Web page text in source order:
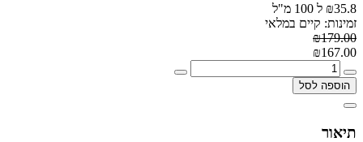
₪35.8 ל 100 מ"ל
זמינות: קיים במלאי
₪179.00
₪167.00
הוספה לסל
תיאור